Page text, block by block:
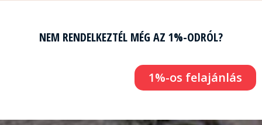
NEM RENDELKEZTÉL MÉG AZ 1%-ODRÓL?
1%-os felajánlás